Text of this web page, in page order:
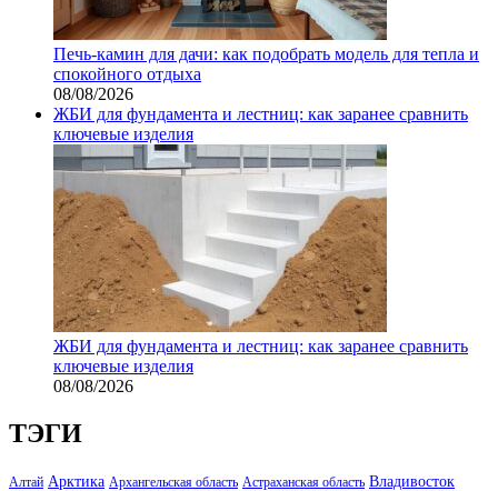
Печь-камин для дачи: как подобрать модель для тепла и
спокойного отдыха
08/08/2026
ЖБИ для фундамента и лестниц: как заранее сравнить
ключевые изделия
ЖБИ для фундамента и лестниц: как заранее сравнить
ключевые изделия
08/08/2026
ТЭГИ
Алтай Арктика Архангельская область Астраханская область Владивосток